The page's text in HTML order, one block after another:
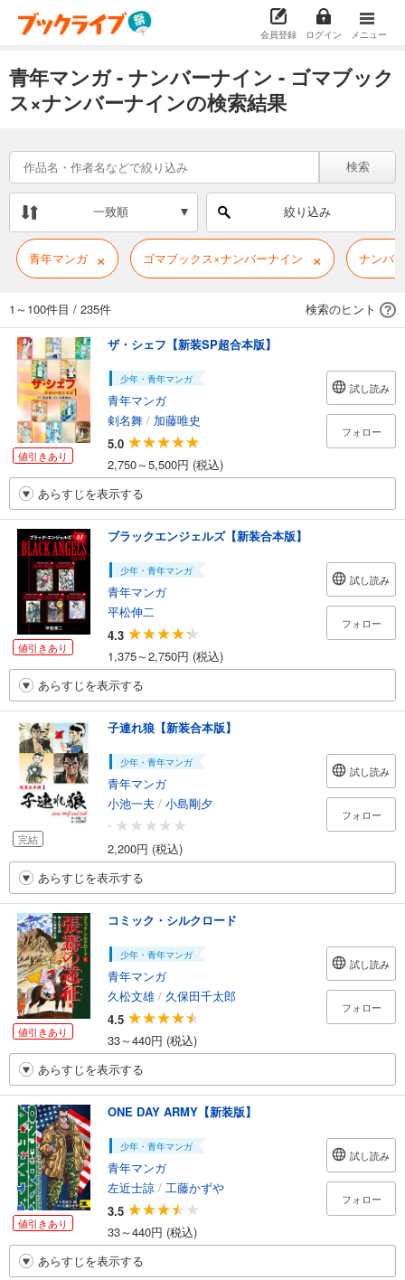
会員登録 ログイン メニュー
青年マンガ - ナンバーナイン - ゴマブック
ス×ナンバーナインの検索結果
検索
一致順 絞り込み
青年マンガ × ゴマブックス×ナンバーナイン × ナンバ
1～100件目 / 235件 検索のヒント
値引きあり
ザ・シェフ【新装SP超合本版】
少年・青年マンガ
青年マンガ
剣名舞 / 加藤唯史
5.0
2,750～5,500円 (税込)
試し読み
フォロー
あらすじを表示する
値引きあり
ブラックエンジェルズ【新装合本版】
少年・青年マンガ
青年マンガ
平松伸二
4.3
1,375～2,750円 (税込)
試し読み
フォロー
あらすじを表示する
完結
子連れ狼【新装合本版】
少年・青年マンガ
青年マンガ
小池一夫 / 小島剛夕
-
2,200円 (税込)
試し読み
フォロー
あらすじを表示する
値引きあり
コミック・シルクロード
少年・青年マンガ
青年マンガ
久松文雄 / 久保田千太郎
4.5
33～440円 (税込)
試し読み
フォロー
あらすじを表示する
値引きあり
ONE DAY ARMY【新装版】
少年・青年マンガ
青年マンガ
左近士諒 / 工藤かずや
3.5
33～440円 (税込)
試し読み
フォロー
あらすじを表示する